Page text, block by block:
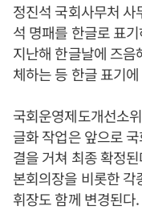
정진석 국회사무처 사
석 명패를 한글로 표
지난해 한글날에 즈
체하는 등 한글 표기
국회운영제도개선소
글화 작업은 앞으로
결을 거쳐 최종 확정
본회의장을 비롯한
휘장도 함께 변경된다.